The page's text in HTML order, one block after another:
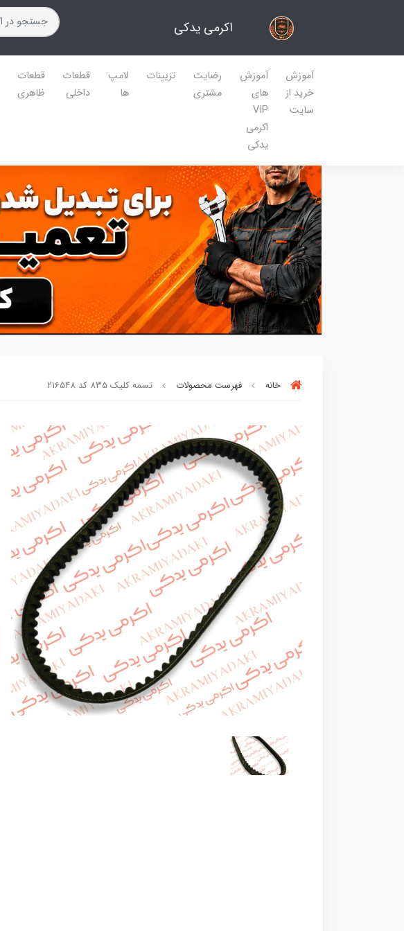
اکرمی یدکی
آموزش
خرید از
سایت
آموزش
های
VIP
اکرمی
یدکی
رضایت
مشتری
تزیینات
لامپ
ها
قطعات
داخلی
قطعات
ظاهری
خانه فهرست محصولات تسمه کلیک 835 کد 216548
بسته ها سرموقع(بدون‌تاخیر)ارسال میگردد